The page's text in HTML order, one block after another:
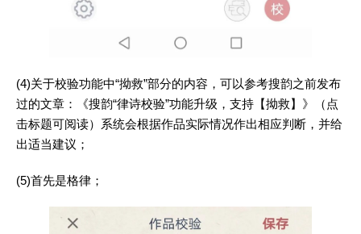
(4)关于校验功能中“拗救”部分的内容，可以参考搜韵之前发布
过的文章：《搜韵“律诗校验”功能升级，支持【拗救】》（点
击标题可阅读）系统会根据作品实际情况作出相应判断，并给
出适当建议；
(5)首先是格律；